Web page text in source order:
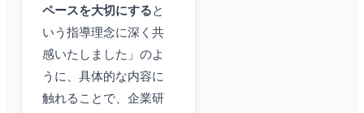
ペースを大切にすると
いう指導理念に深く共
感いたしました」のよ
うに、具体的な内容に
触れることで、企業研